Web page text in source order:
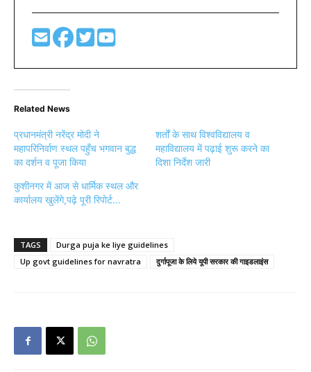
Related News
प्रधानमंत्री नरेंद्र मोदी ने
महापरिनिर्वाण स्थल पहुँच भगवान बुद्ध
का दर्शन व पूजा किया
शर्तों के साथ विश्वविद्यालय व
महाविद्यालय में पढ़ाई शुरू करने का
दिशा निर्देश जारी
कुशीनगर में आज से धार्मिक स्थल और
कार्यालय खुलेंगे,पढ़े पूरी रिपोर्ट…
TAGS
Durga puja ke liye guidelines
Up govt guidelines for navratra
दुर्गापूजा के लिये यूपी सरकार की गाइडलाइंस